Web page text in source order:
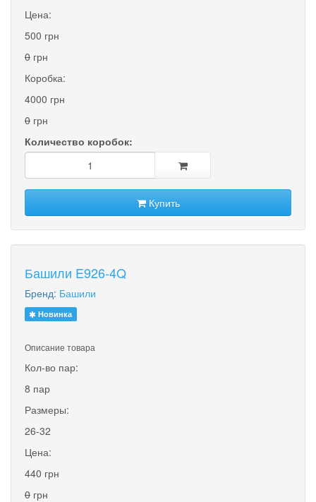
Цена:
500 грн
0 грн
Коробка:
4000 грн
0 грн
Количество коробок:
Купить
Башили E926-4Q
Бренд: Башили
Новинка
Описание товара
Кол-во пар:
8 пар
Размеры:
26-32
Цена:
440 грн
0 грн